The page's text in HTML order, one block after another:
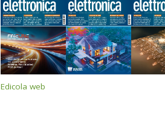
Edicola web